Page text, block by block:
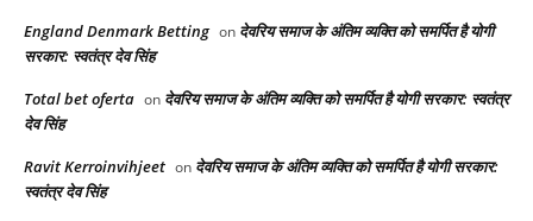
England Denmark Betting on देवरिय समाज के अंतिम व्यक्ति को समर्पित है योगी
सरकार: स्वतंत्र देव सिंह
Total bet oferta on देवरिय समाज के अंतिम व्यक्ति को समर्पित है योगी सरकार: स्वतंत्र
देव सिंह
Ravit Kerroinvihjeet on देवरिय समाज के अंतिम व्यक्ति को समर्पित है योगी सरकार:
स्वतंत्र देव सिंह